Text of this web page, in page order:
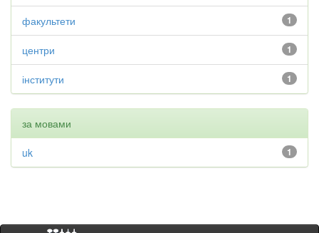
1
факультети
1
центри
1
інститути
за мовами
1
uk